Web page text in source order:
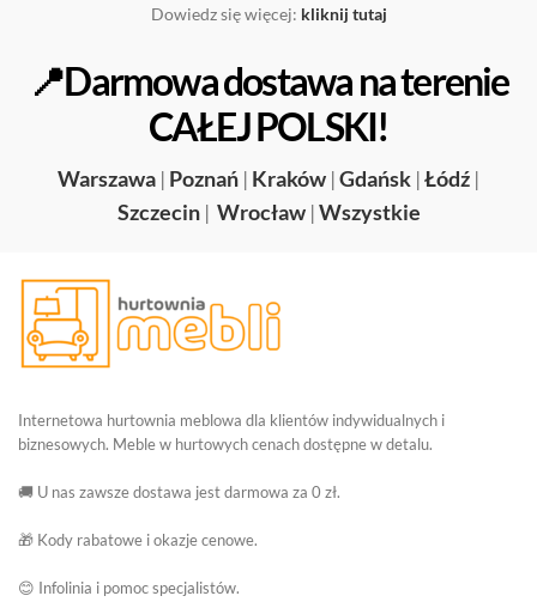
Dowiedz się więcej: kliknij tutaj
📍Darmowa dostawa na terenie
CAŁEJ POLSKI!
Warszawa | Poznań | Kraków |Gdańsk |Łódź |
Szczecin | Wrocław |Wszystkie
Internetowa hurtownia meblowa dla klientów indywidualnych i
biznesowych. Meble w hurtowych cenach dostępne w detalu.
🚚 U nas zawsze dostawa jest darmowa za 0 zł.
🎁 Kody rabatowe i okazje cenowe.
😊 Infolinia i pomoc specjalistów.